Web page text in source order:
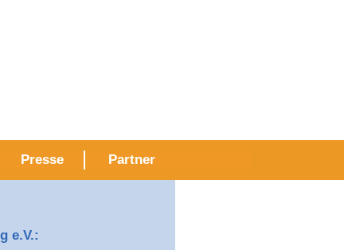
Presse Partner
e.V.: